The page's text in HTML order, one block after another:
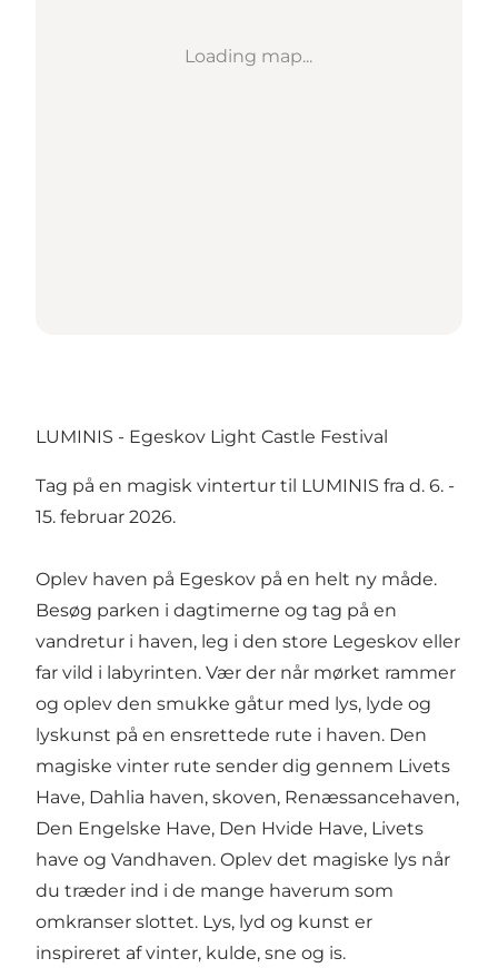
Loading map...
LUMINIS - Egeskov Light Castle Festival
Tag på en magisk vintertur til LUMINIS fra d. 6. -
15. februar 2026.
Oplev haven på Egeskov på en helt ny måde.
Besøg parken i dagtimerne og tag på en
vandretur i haven, leg i den store Legeskov eller
far vild i labyrinten. Vær der når mørket rammer
og oplev den smukke gåtur med lys, lyde og
lyskunst på en ensrettede rute i haven. Den
magiske vinter rute sender dig gennem Livets
Have, Dahlia haven, skoven, Renæssancehaven,
Den Engelske Have, Den Hvide Have, Livets
have og Vandhaven. Oplev det magiske lys når
du træder ind i de mange haverum som
omkranser slottet. Lys, lyd og kunst er
inspireret af vinter, kulde, sne og is.